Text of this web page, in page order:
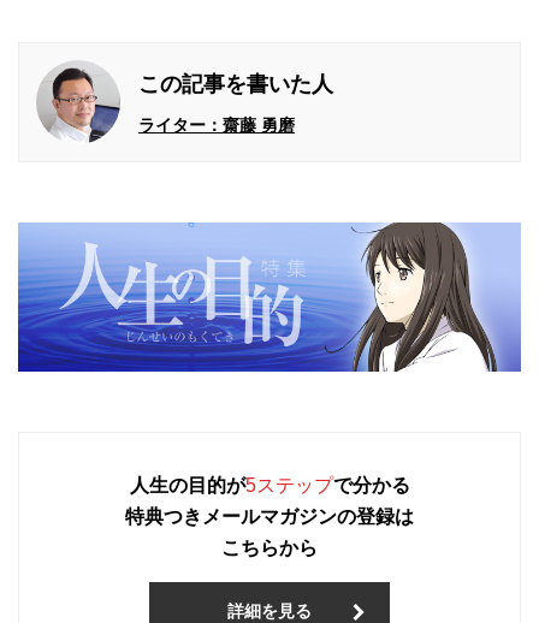
この記事を書いた人
ライター：齋藤 勇磨
人生の目的が5ステップで分かる
特典つきメールマガジンの登録は
こちらから
詳細を見る